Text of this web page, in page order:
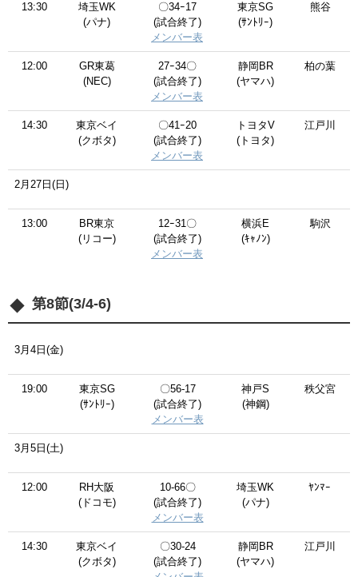
13:30
埼玉WK
(パナ)
〇34ｰ17
(試合終了)
メンバー表
東京SG
(ｻﾝﾄﾘｰ)
熊谷
12:00
GR東葛
(NEC)
27ｰ34〇
(試合終了)
メンバー表
静岡BR
(ヤマハ)
柏の葉
14:30
東京ベイ
(クボタ)
〇41ｰ20
(試合終了)
メンバー表
トヨタV
(トヨタ)
江戸川
2月27日(日)
13:00
BR東京
(リコー)
12ｰ31〇
(試合終了)
メンバー表
横浜E
(ｷｬﾉﾝ)
駒沢
第8節(3/4-6)
3月4日(金)
19:00
東京SG
(ｻﾝﾄﾘｰ)
〇56-17
(試合終了)
メンバー表
神戸S
(神鋼)
秩父宮
3月5日(土)
12:00
RH大阪
(ドコモ)
10-66〇
(試合終了)
メンバー表
埼玉WK
(パナ)
ﾔﾝﾏｰ
14:30
東京ベイ
(クボタ)
〇30-24
(試合終了)
静岡BR
(ヤマハ)
江戸川